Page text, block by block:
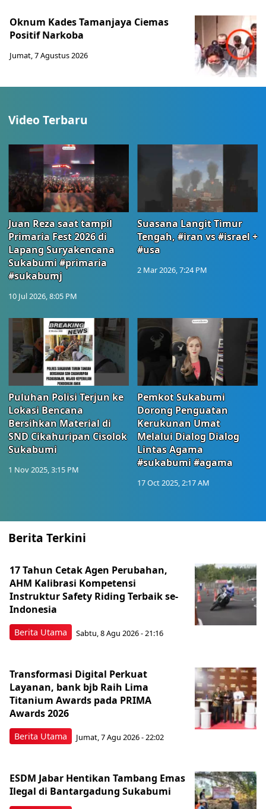
Oknum Kades Tamanjaya Ciemas
Positif Narkoba
Jumat, 7 Agustus 2026
Video Terbaru
Juan Reza saat tampil
Primaria Fest 2026 di
Lapang Suryakencana
Sukabumi #primaria
#sukabumj
10 Jul 2026, 8:05 PM
Suasana Langit Timur
Tengah, #iran vs #israel +
#usa
2 Mar 2026, 7:24 PM
Puluhan Polisi Terjun ke
Lokasi Bencana
Bersihkan Material di
SND Cikahuripan Cisolok
Sukabumi
1 Nov 2025, 3:15 PM
Pemkot Sukabumi
Dorong Penguatan
Kerukunan Umat
Melalui Dialog Dialog
Lintas Agama
#sukabumi #agama
17 Oct 2025, 2:17 AM
Berita Terkini
Berita Utama
17 Tahun Cetak Agen Perubahan,
AHM Kalibrasi Kompetensi
Instruktur Safety Riding Terbaik se-
Indonesia
Sabtu, 8 Agu 2026 - 21:16
Berita Utama
Transformasi Digital Perkuat
Layanan, bank bjb Raih Lima
Titanium Awards pada PRIMA
Awards 2026
Jumat, 7 Agu 2026 - 22:02
ESDM Jabar Hentikan Tambang Emas
Ilegal di Bantargadung Sukabumi